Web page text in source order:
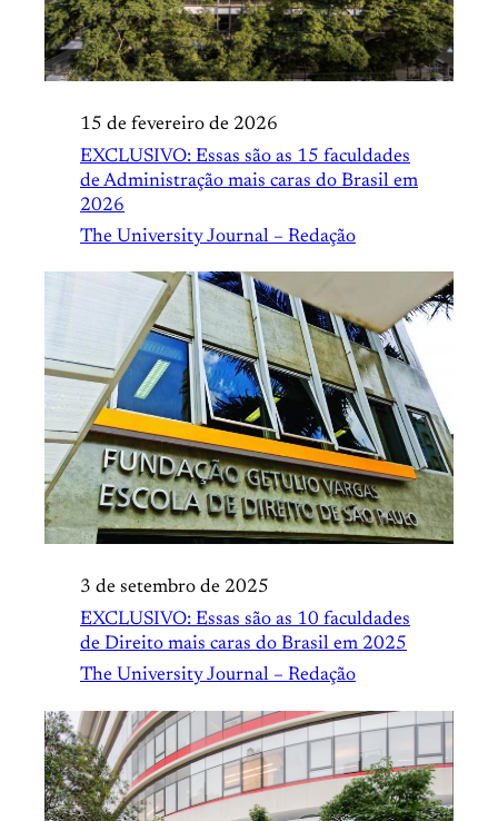
15 de fevereiro de 2026
EXCLUSIVO: Essas são as 15 faculdades
de Administração mais caras do Brasil em
2026
The University Journal – Redação
3 de setembro de 2025
EXCLUSIVO: Essas são as 10 faculdades
de Direito mais caras do Brasil em 2025
The University Journal – Redação